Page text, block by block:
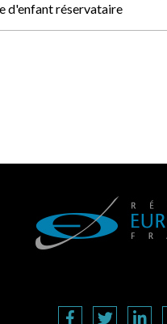
d'enfant réservataire